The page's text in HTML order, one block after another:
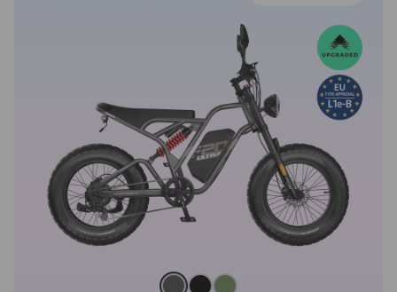
Gebruik de code: FLASH10